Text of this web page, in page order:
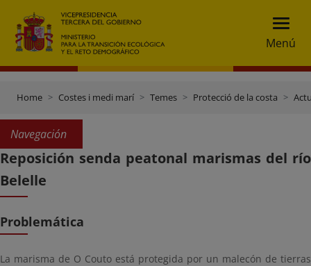
Menú
Home Costes i medi marí Temes Protecció de la costa
Navegación
Reposición senda peatonal marismas del río
Belelle
Problemática
La marisma de O Couto está protegida por un malecón de tierras